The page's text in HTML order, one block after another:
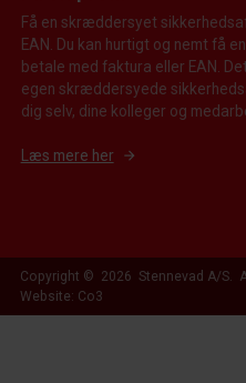
Få en skræddersyet
EAN. Du kan hurtigt og nemt få
betale med faktura eller EAN.
egen skræddersyede
dig selv, dine kolleger og
Læs mere her
Copyright © 2026 Stennevad A/S.
Website: Co3